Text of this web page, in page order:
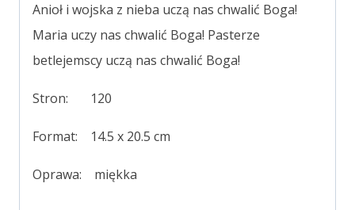
Anioł i wojska z nieba uczą nas chwalić Boga!
Maria uczy nas chwalić Boga! Pasterze
betlejemscy uczą nas chwalić Boga!
Stron: 120
Format: 14.5 x 20.5 cm
Oprawa: miękka